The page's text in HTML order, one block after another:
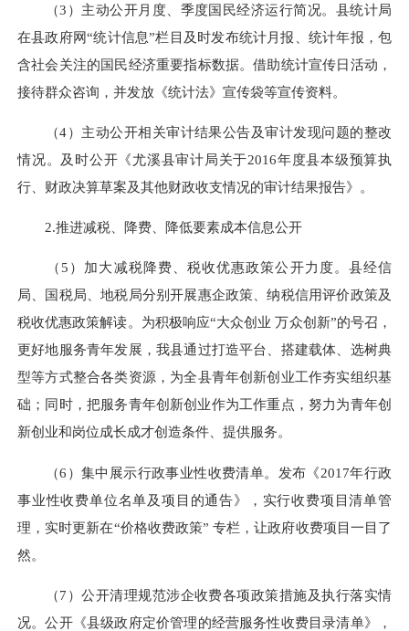
（3）主动公开月度、季度国民经济运行简况。县统计局
在县政府网“统计信息”栏目及时发布统计月报、统计年报，包
含社会关注的国民经济重要指标数据。借助统计宣传日活动，
接待群众咨询，并发放《统计法》宣传袋等宣传资料。
（4）主动公开相关审计结果公告及审计发现问题的整改
情况。及时公开《尤溪县审计局关于2016年度县本级预算执
行、财政决算草案及其他财政收支情况的审计结果报告》。
2.推进减税、降费、降低要素成本信息公开
（5）加大减税降费、税收优惠政策公开力度。县经信
局、国税局、地税局分别开展惠企政策、纳税信用评价政策及
税收优惠政策解读。为积极响应“大众创业 万众创新”的号召，
更好地服务青年发展，我县通过打造平台、搭建载体、选树典
型等方式整合各类资源，为全县青年创新创业工作夯实组织基
础；同时，把服务青年创新创业作为工作重点，努力为青年创
新创业和岗位成长成才创造条件、提供服务。
（6）集中展示行政事业性收费清单。发布《2017年行政
事业性收费单位名单及项目的通告》，实行收费项目清单管
理，实时更新在“价格收费政策” 专栏，让政府收费项目一目了
然。
（7）公开清理规范涉企收费各项政策措施及执行落实情
况。公开《县级政府定价管理的经营服务性收费目录清单》，